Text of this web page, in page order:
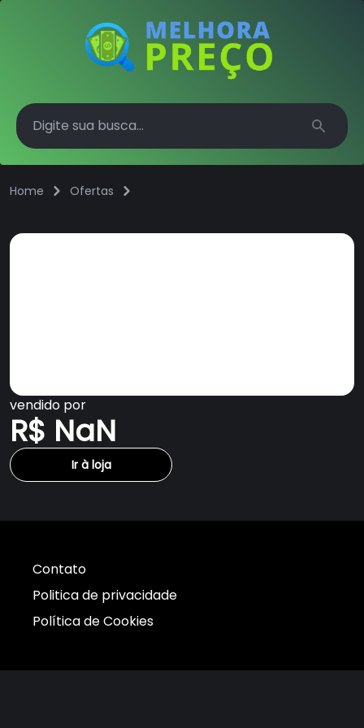
Search
Home Ofertas
vendido por
R$ NaN
Ir à loja
Contato
Politica de privacidade
Política de Cookies